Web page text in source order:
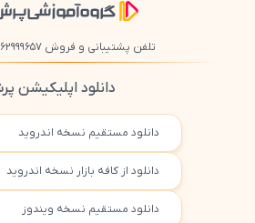
تلفن پشتیبانی و فروش ۶۲۹۹۹۶۵۷
دانلود اپلیکیشن
دانلود مستقیم نسخه اندروید
دانلود از کافه بازار نسخه اندروید
دانلود مستقیم نسخه ویندوز